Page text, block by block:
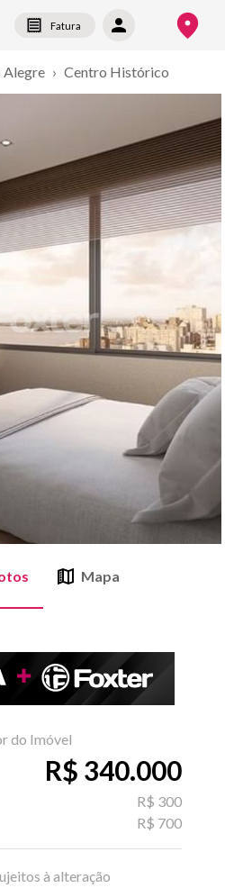
Fatura
Alegre › Centro Histórico
Mapa
do Imóvel
R$ 340.000
R$ 300
R$ 700
à alteração